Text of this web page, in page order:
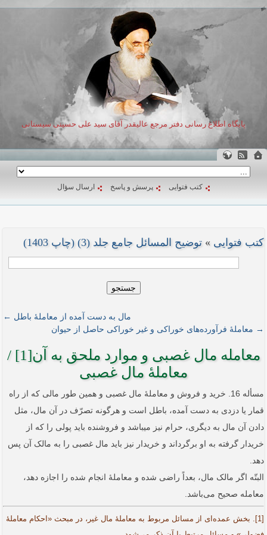
پایگاه اطلاع رسانی دفتر مرجع عالیقدر آقای سید علی حسینی سیستانی
کتب فتوایی پرسش و پاسخ ارسال سؤال
کتب فتوایی » توضیح المسائل جامع جلد (3) (چاپ 1403)
جستجو
مال به دست آمده از معاملۀ باطل ←
→ معاملۀ فرآورده‌های خوراکی و غیر خوراکی حاصل از حیوان
معامله مال غصبی و موارد ملحق به آن[1] /
معاملۀ مال غصبی
مسأله 16. خرید و فروش و معاملۀ مال غصبی و همین طور مالی که از راه
قمار یا دزدی به دست آمده، باطل است و هرگونه تصرّف در آن مال، مثل
دادن آن مال به دیگری، حرام نیز می­باشد و فروشنده باید پولی را که از
خریدار گرفته به او برگرداند و خریدار نیز باید مال غصبی را به مالک آن پس
دهد.
البتّه اگر مالک مال، بعداً راضی شده و معاملۀ انجام شده را اجازه دهد،
معامله صحیح می‌باشد.
[1]. بخش عمده‌ای از مسائل مربوط به معاملۀ مال غیر، در مبحث «احکام معاملۀ